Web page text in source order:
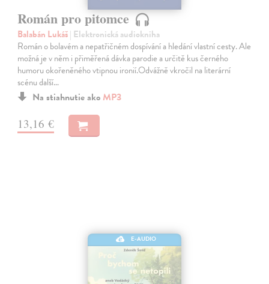
Román pro pitomce
Balabán Lukáš| Elektronická audiokniha
Román o bolavém a nepatřičném dospívání a hledání vlastní cesty. Ale
možná je v něm i přiměřená dávka parodie a určitě kus černého
humoru okořeněného vtipnou ironií.Odvážně vkročil na literární
scénu další…
Na stiahnutie ako MP3
13,16 €
E-AUDIO